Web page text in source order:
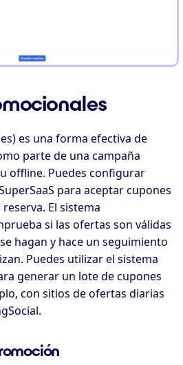
es una forma efectiva de
parte de una campaña
offline. Puedes configurar
para aceptar cupones
El sistema
si las ofertas son válidas
hagan y hace un seguimiento
Puedes utilizar el sistema
generar un lote de cupones
con sitios de ofertas diarias